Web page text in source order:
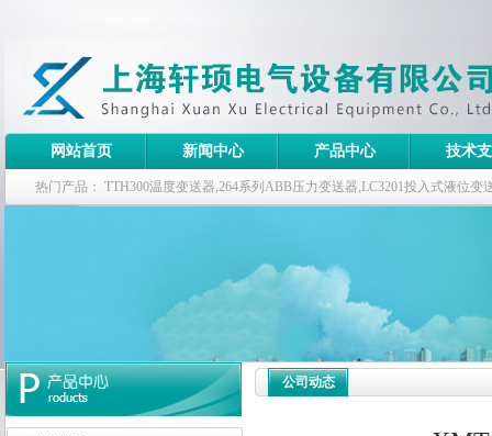
网站首页 新闻中心 产品中心 技术
热门产品： TTH300温度变送器,264系列ABB压力变送器,LC3201投入式液位
公司动态